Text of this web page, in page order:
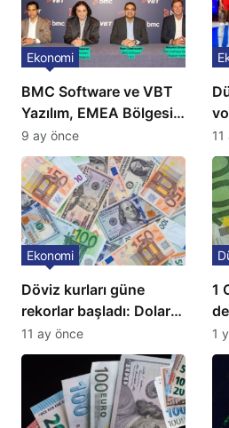
BMC Software ve VBT
Yazılım, EMEA Bölgesi
için Türkiye’de
‘Mükemmeliyet Merkezi’
kuruyor
Ekonomi
9 ay önce
Döviz kurları güne
rekorlar başladı: Dolar
ve euro sert yükseldi
Ekonomi
11 ay önce
1
1